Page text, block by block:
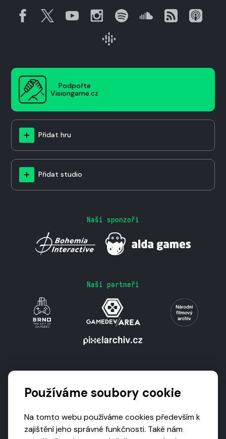
Podpořte
Visiongame.cz
Přidat hru
Přidat studio
Naši sponzoři
Naši partneři
Používáme soubory cookie
Na tomto webu používáme cookies především k
zajištění jeho správné funkčnosti. Také nám